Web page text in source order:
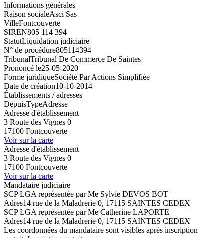
Informations générales
Raison socialeAsci Sas
VilleFontcouverte
SIREN805 114 394
StatutLiquidation judiciaire
N° de procédure805114394
TribunalTribunal De Commerce De Saintes
Prononcé le25-05-2020
Forme juridiqueSociété Par Actions Simplifiée
Date de création10-10-2014
Établissements / adresses
DepuisTypeAdresse
Adresse d'établissement
3 Route des Vignes 0
17100 Fontcouverte
Voir sur la carte
Adresse d'établissement
3 Route des Vignes 0
17100 Fontcouverte
Voir sur la carte
Mandataire judiciaire
SCP LGA représentée par Me Sylvie DEVOS BOT
Adres14 rue de la Maladrerie 0, 17115 SAINTES CEDEX
SCP LGA représentée par Me Catherine LAPORTE
Adres14 rue de la Maladrerie 0, 17115 SAINTES CEDEX
Les coordonnées du mandataire sont visibles après inscription